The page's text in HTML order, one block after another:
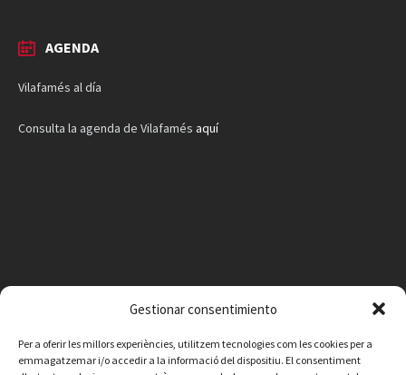
Gestionar consentimiento
Per a oferir les millors experiències, utilitzem tecnologies com les cookies per a
emmagatzemar i/o accedir a la informació del dispositiu. El consentiment
AGENDA
Vilafamés al día
Consulta la agenda de Vilafamés aquí